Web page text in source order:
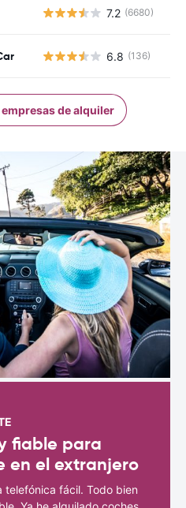
7.2 (6680)
6.8 (136)
de alquiler
fiable para
en el extranjero
telefónica fácil. Todo bien